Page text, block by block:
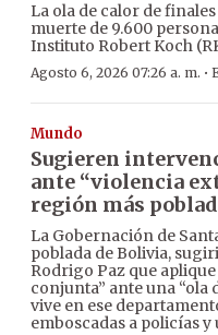
La ola de calor de
muerte de 9.600
Instituto Robert Koch
Agosto 6, 2026 07:26 a. m. ·
Mundo
Sugieren
ante “violencia
región más
La Gobernación de
poblada de Bolivia,
Rodrigo Paz que
conjunta” ante una “ola
vive en ese
emboscadas a policías